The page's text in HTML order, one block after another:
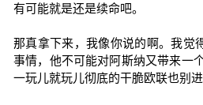
有可能就是还是续命吧。
那真拿下来，我像你说的啊。我觉
事情，他不可能对阿斯纳又带来一
一玩儿就玩儿彻底的干脆欧联也别进